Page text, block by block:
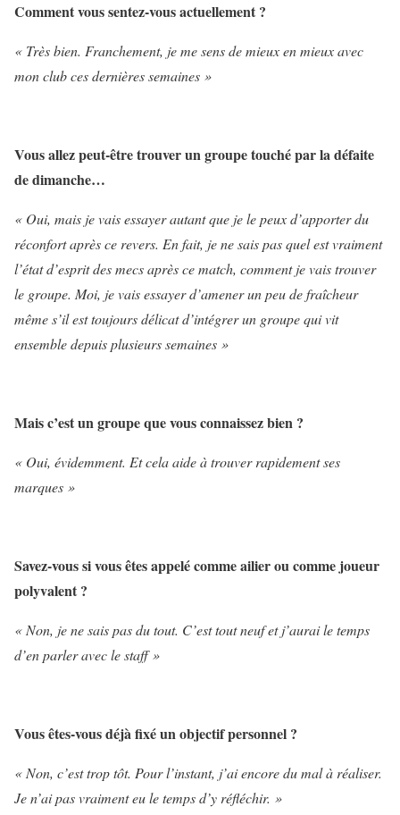
Comment vous sentez-vous actuellement ?
« Très bien. Franchement, je me sens de mieux en mieux avec
mon club ces dernières semaines »
Vous allez peut-être trouver un groupe touché par la défaite
de dimanche…
« Oui, mais je vais essayer autant que je le peux d’apporter du
réconfort après ce revers. En fait, je ne sais pas quel est vraiment
l’état d’esprit des mecs après ce match, comment je vais trouver
le groupe. Moi, je vais essayer d’amener un peu de fraîcheur
même s’il est toujours délicat d’intégrer un groupe qui vit
ensemble depuis plusieurs semaines »
Mais c’est un groupe que vous connaissez bien ?
« Oui, évidemment. Et cela aide à trouver rapidement ses
marques »
Savez-vous si vous êtes appelé comme ailier ou comme joueur
polyvalent ?
« Non, je ne sais pas du tout. C’est tout neuf et j’aurai le temps
d’en parler avec le staff »
Vous êtes-vous déjà fixé un objectif personnel ?
« Non, c’est trop tôt. Pour l’instant, j’ai encore du mal à réaliser.
Je n’ai pas vraiment eu le temps d’y réfléchir. »